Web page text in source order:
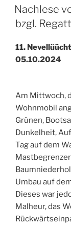
AM
Nachlese
bzgl.
11.
05.10.2024
Am Mittwoch,
Wohnmobil
Grünen,
Dunkelheit,
Tag auf dem
Umbau auf
Dieses war
Malheur, das